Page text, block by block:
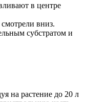
в центре
вниз.
субстратом и
на растение до 20 л